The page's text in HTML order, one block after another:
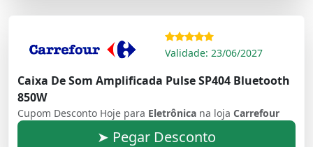
Validade: 23/06/2027
Caixa De Som Amplificada Pulse SP404 Bluetooth
850W
Cupom Desconto Hoje para Eletrônica na loja Carrefour
➤ Pegar Desconto